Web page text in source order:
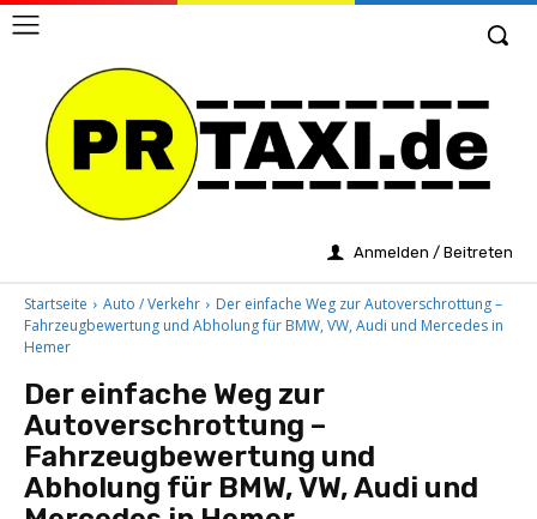
Anmelden / Beitreten
Startseite Auto / Verkehr
Der einfache Weg zur Autoverschrottung –
Fahrzeugbewertung und Abholung für BMW, VW, Audi und Mercedes in
Hemer
Der einfache Weg zur
Autoverschrottung –
Fahrzeugbewertung und
Abholung für BMW, VW, Audi und